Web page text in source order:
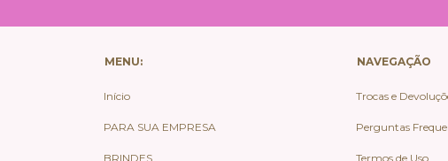
MENU:
Início
PARA SUA EMPRESA
BRINDES
NAVEGAÇÃO
Trocas e
Perguntas
Termos de Uso